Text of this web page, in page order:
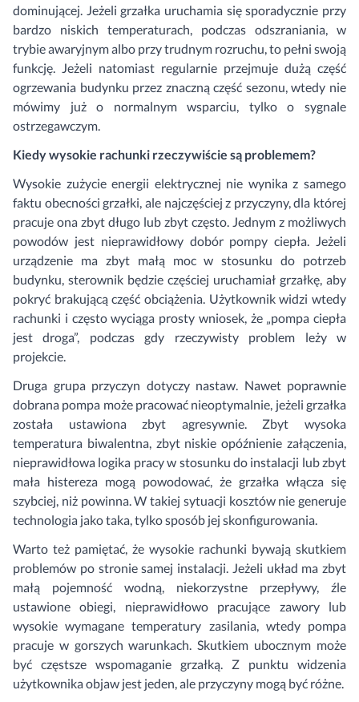
dominującej. Jeżeli grzałka uruchamia się sporadycznie przy
bardzo niskich temperaturach, podczas odszraniania, w
trybie awaryjnym albo przy trudnym rozruchu, to pełni swoją
funkcję. Jeżeli natomiast regularnie przejmuje dużą część
ogrzewania budynku przez znaczną część sezonu, wtedy nie
mówimy już o normalnym wsparciu, tylko o sygnale
ostrzegawczym.
Kiedy wysokie rachunki rzeczywiście są problemem?
Wysokie zużycie energii elektrycznej nie wynika z samego
faktu obecności grzałki, ale najczęściej z przyczyny, dla której
pracuje ona zbyt długo lub zbyt często. Jednym z możliwych
powodów jest nieprawidłowy dobór pompy ciepła. Jeżeli
urządzenie ma zbyt małą moc w stosunku do potrzeb
budynku, sterownik będzie częściej uruchamiał grzałkę, aby
pokryć brakującą część obciążenia. Użytkownik widzi wtedy
rachunki i często wyciąga prosty wniosek, że „pompa ciepła
jest droga”, podczas gdy rzeczywisty problem leży w
projekcie.
Druga grupa przyczyn dotyczy nastaw. Nawet poprawnie
dobrana pompa może pracować nieoptymalnie, jeżeli grzałka
została ustawiona zbyt agresywnie. Zbyt wysoka
temperatura biwalentna, zbyt niskie opóźnienie załączenia,
nieprawidłowa logika pracy w stosunku do instalacji lub zbyt
mała histereza mogą powodować, że grzałka włącza się
szybciej, niż powinna. W takiej sytuacji kosztów nie generuje
technologia jako taka, tylko sposób jej skonfigurowania.
Warto też pamiętać, że wysokie rachunki bywają skutkiem
problemów po stronie samej instalacji. Jeżeli układ ma zbyt
małą pojemność wodną, niekorzystne przepływy, źle
ustawione obiegi, nieprawidłowo pracujące zawory lub
wysokie wymagane temperatury zasilania, wtedy pompa
pracuje w gorszych warunkach. Skutkiem ubocznym może
być częstsze wspomaganie grzałką. Z punktu widzenia
użytkownika objaw jest jeden, ale przyczyny mogą być różne.